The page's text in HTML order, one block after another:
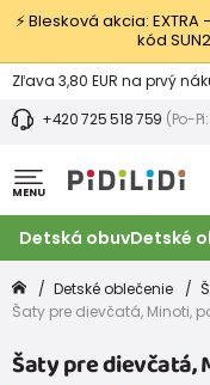
⚡ Blesková akcia:
kód
Výmena a vrátenie tovaru
Zľava 3,80 EUR na prvý
+420 725 518 759 (Po-
MENU
Detská obuvDetské
Detské oblečenie
Šaty pre dievčatá, Minoti,
Šaty pre dievčatá,